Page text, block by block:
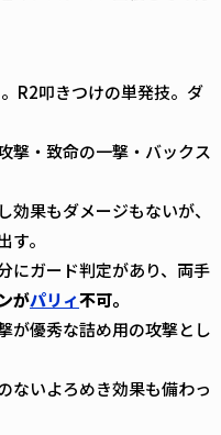
R2叩きつけの単発技。ダ
撃・致命の一撃・バックス
果もダメージもないが、
。
にガード判定があり、両手
がパリィ不可。
が優秀な詰め用の攻撃とし
ないよろめき効果も備わっ